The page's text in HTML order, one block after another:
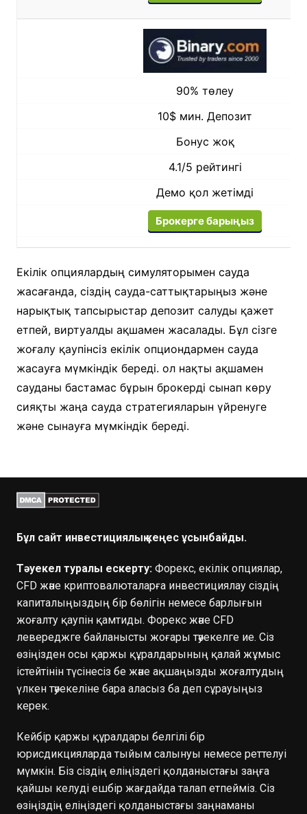
90% төлеу
10$ мин. Депозит
Бонус жоқ
4.1/5 рейтингі
Демо қол жетімді
Брокерге барыңыз
Екілік опциялардың симуляторымен сауда
жасағанда, сіздің сауда-саттықтарыңыз және
нарықтық тапсырыстар депозит салуды қажет
етпей, виртуалды ақшамен жасалады. Бұл сізге
жоғалу қаупінсіз екілік опциондармен сауда
жасауға мүмкіндік береді. ол нақты ақшамен
сауданы бастамас бұрын брокерді сынап көру
сияқты жаңа сауда стратегияларын үйренуге
және сынауға мүмкіндік береді.
Бұл сайт инвестициялық кеңес ұсынбайды.
Тәуекел туралы ескерту:Форекс, екілік опциялар,
CFD және криптовалюталарға инвестициялау сіздің
капиталыңыздың бір бөлігін немесе барлығын
жоғалту қаупін қамтиды. Форекс және CFD
левереджге байланысты жоғары тәуекелге ие. Сіз
өзіңізден осы қаржы құралдарының қалай жұмыс
істейтінін түсінесіз бе және ақшаңызды жоғалтудың
үлкен тәуекеліне бара аласыз ба деп сұрауыңыз
керек.
Кейбір қаржы құралдары белгілі бір
юрисдикцияларда тыйым салынуы немесе реттелуі
мүмкін. Біз сіздің еліңіздегі қолданыстағы заңға
қайшы келуді ешбір жағдайда талап етпейміз. Сіз
өзіңіздің еліңіздегі қолданыстағы заңнаманы